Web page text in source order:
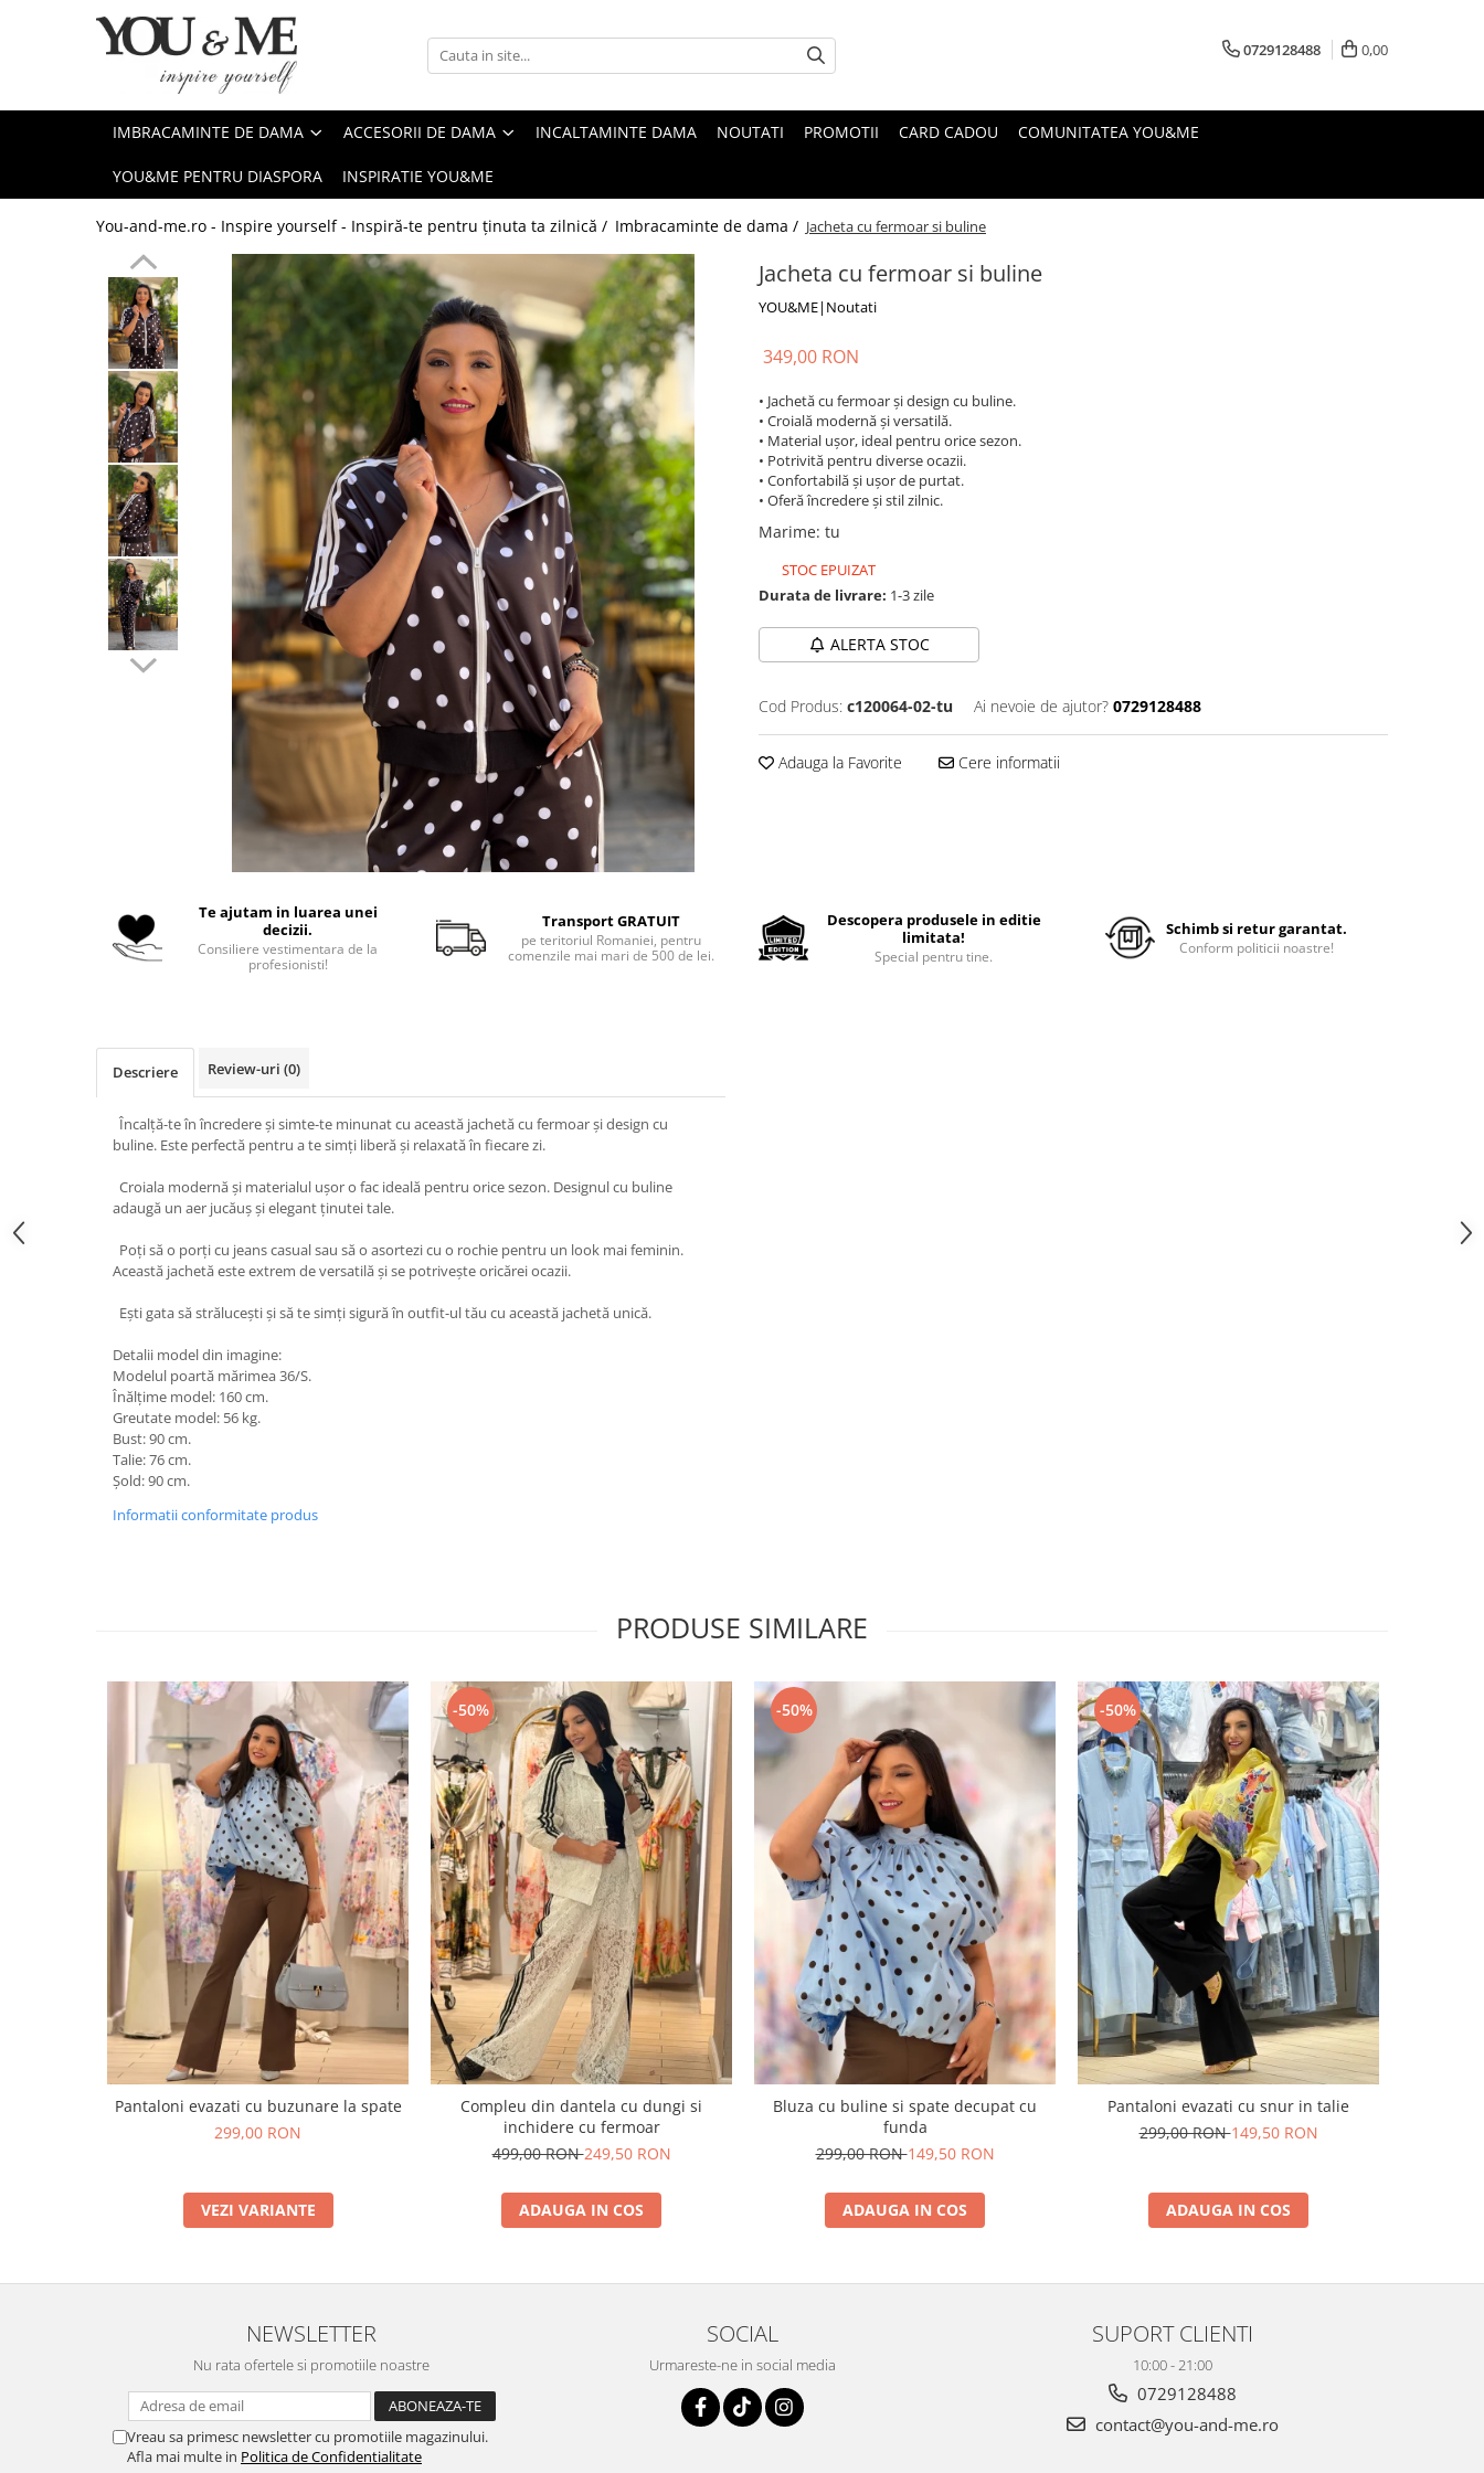
Imbracaminte de dama
Geci si jachete
Rochii de zi
Rochii de eveniment
Compleuri si costume
Tricouri si topuri
Costume de baie
Accesorii de dama
Coliere si brose
0729128488 0,00
IMBRACAMINTE DE DAMA ACCESORII DE DAMA INCALTAMINTE DAMA NOUTATI PROMOTII CARD CADOU COMUNITATEA YOU&ME
YOU&ME PENTRU DIASPORA INSPIRATIE YOU&ME
You-and-me.ro - Inspire yourself - Inspiră-te pentru ținuta ta zilnică / Imbracaminte de dama / Jacheta cu fermoar si buline
Jacheta cu fermoar si buline
YOU&ME|Noutati
349,00 RON
• Jachetă cu fermoar și design cu buline.
• Croială modernă și versatilă.
• Material ușor, ideal pentru orice sezon.
• Potrivită pentru diverse ocazii.
• Confortabilă și ușor de purtat.
• Oferă încredere și stil zilnic.
Marime: tu
STOC EPUIZAT
Durata de livrare: 1-3 zile
ALERTA STOC
Cod Produs: c120064-02-tu Ai nevoie de ajutor? 0729128488
Adauga la Favorite Cere informatii
Te ajutam in luarea unei
decizii.
Consiliere vestimentara de la
profesionisti!
Transport GRATUIT
pe teritoriul Romaniei, pentru
comenzile mai mari de 500 de lei.
Descopera produsele in editie
limitata!
Special pentru tine.
Schimb si retur garantat.
Conform politicii noastre!
Descriere Review-uri (0)
Încalță-te în încredere și simte-te minunat cu această jachetă cu fermoar și design cu
buline. Este perfectă pentru a te simți liberă și relaxată în fiecare zi.
Croiala modernă și materialul ușor o fac ideală pentru orice sezon. Designul cu buline
adaugă un aer jucăuș și elegant ținutei tale.
Poți să o porți cu jeans casual sau să o asortezi cu o rochie pentru un look mai feminin.
Această jachetă este extrem de versatilă și se potrivește oricărei ocazii.
Ești gata să strălucești și să te simți sigură în outfit-ul tău cu această jachetă unică.
Detalii model din imagine:
Modelul poartă mărimea 36/S.
Înălțime model: 160 cm.
Greutate model: 56 kg.
Bust: 90 cm.
Talie: 76 cm.
Șold: 90 cm.
Informatii conformitate produs
PRODUSE SIMILARE
Pantaloni evazati cu buzunare la spate
299,00 RON
VEZI VARIANTE
-50%
Compleu din dantela cu dungi si
inchidere cu fermoar
499,00 RON249,50 RON
ADAUGA IN COS
-50%
Bluza cu buline si spate decupat cu
funda
299,00 RON149,50 RON
ADAUGA IN COS
-50%
Pantaloni evazati cu snur in talie
299,00 RON149,50 RON
ADAUGA IN COS
NEWSLETTER
Nu rata ofertele si promotiile noastre
Vreau sa primesc newsletter cu promotiile magazinului.
Afla mai multe in Politica de Confidentialitate
SOCIAL
Urmareste-ne in social media
SUPORT CLIENTI
10:00 - 21:00
0729128488
contact@you-and-me.ro